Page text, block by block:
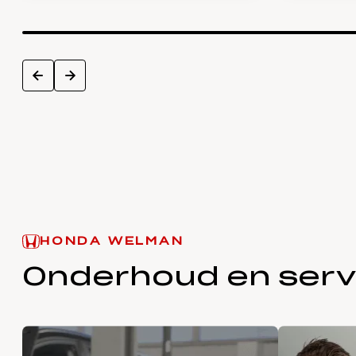
prev next
HONDA WELMAN
Onderhoud en